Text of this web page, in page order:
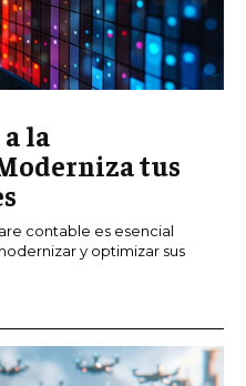
la
tus
contable es esencial
y optimizar sus